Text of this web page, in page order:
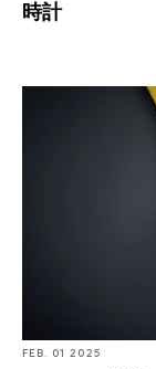
時計
Auctions: サザ
ョンを開催。
FEB. 01 2025